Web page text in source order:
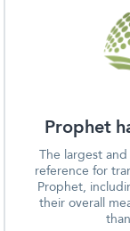
Prophet
The largest
reference for
Prophet,
their overall